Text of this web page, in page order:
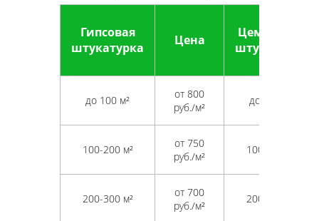
Гипсовая
штукатурка
Цена
Цементная
штукатурка
до 100 м²
от 800
руб./м²
до 100 м²
100-200 м²
от 750
руб./м²
100-200 м²
200-300 м²
от 700
руб./м²
200-300 м²